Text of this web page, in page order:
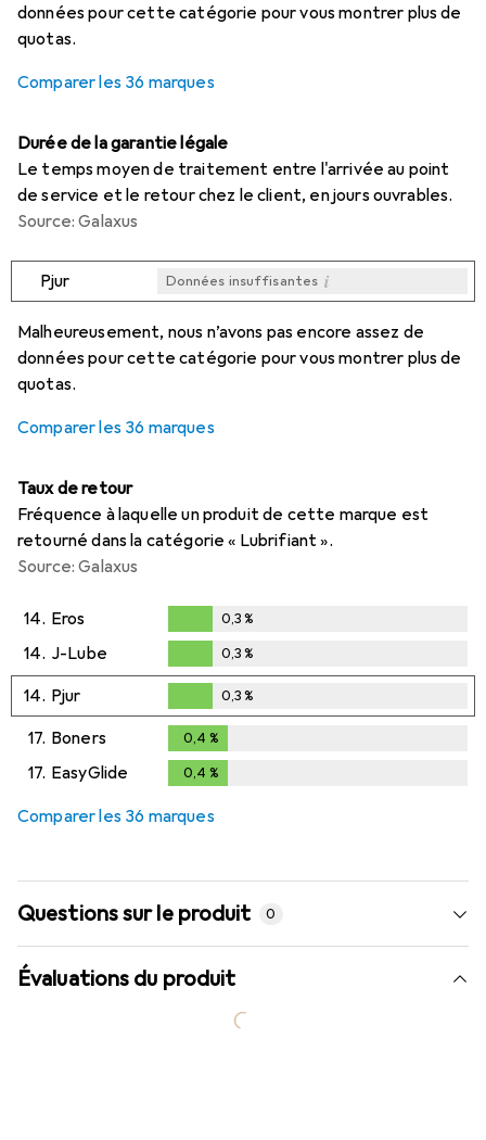
données pour cette catégorie pour vous montrer plus de
quotas.
Comparer les 36 marques
Durée de la garantie légale
Le temps moyen de traitement entre l'arrivée au point
de service et le retour chez le client, en jours ouvrables.
Source: Galaxus
Pjur Données insuffisantes i
Malheureusement, nous n’avons pas encore assez de
données pour cette catégorie pour vous montrer plus de
quotas.
Comparer les 36 marques
Taux de retour
Fréquence à laquelle un produit de cette marque est
retourné dans la catégorie « Lubrifiant ».
Source: Galaxus
14. Eros
0,3%
0,3%
14. J-Lube
0,3%
0,3%
14. Pjur
0,3%
0,3%
17. Boners 0,4 %
17. EasyGlide 0,4 %
Comparer les 36 marques
Questions sur le produit 0
Évaluations du produit